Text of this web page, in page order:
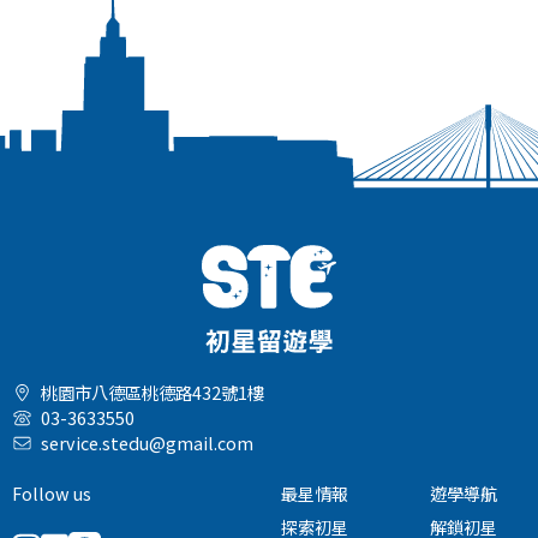
桃園市八德區桃德路432號1樓
03-3633550
service.stedu@gmail.com
Follow us
最星情報
探索初星
遊學導航
解鎖初星